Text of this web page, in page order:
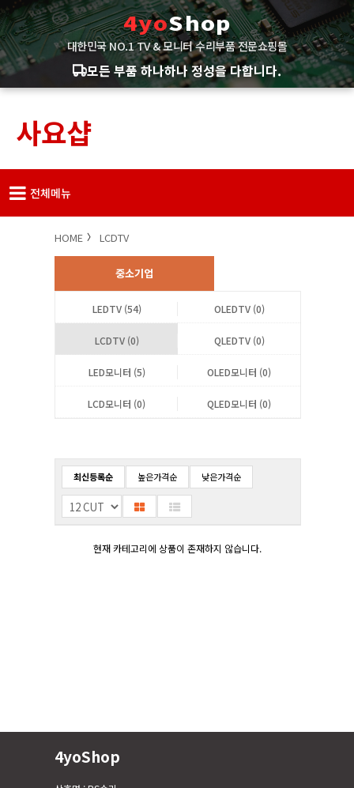
4yoShop
대한민국 NO.1 TV & 모니터 수리부품 전문쇼핑몰
모든 부품 하나하나 정성을 다합니다.
사요샵
전체메뉴
HOME LCDTV
중소기업
LEDTV (54) OLEDTV (0)
LCDTV (0) QLEDTV (0)
LED모니터 (5) OLED모니터 (0)
LCD모니터 (0) QLED모니터 (0)
최신등록순 높은가격순 낮은가격순
현재 카테고리에 상품이 존재하지 않습니다.
4yoShop